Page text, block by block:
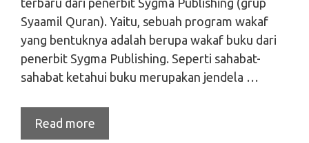
Syaamil Quran). Yaitu, sebuah program wakaf
yang bentuknya adalah berupa wakaf buku dari
penerbit Sygma Publishing. Seperti sahabat-
sahabat ketahui buku merupakan jendela …
Read more